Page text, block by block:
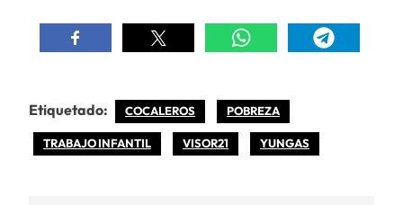
Etiquetado: COCALEROS POBREZA
TRABAJO INFANTIL VISOR21 YUNGAS